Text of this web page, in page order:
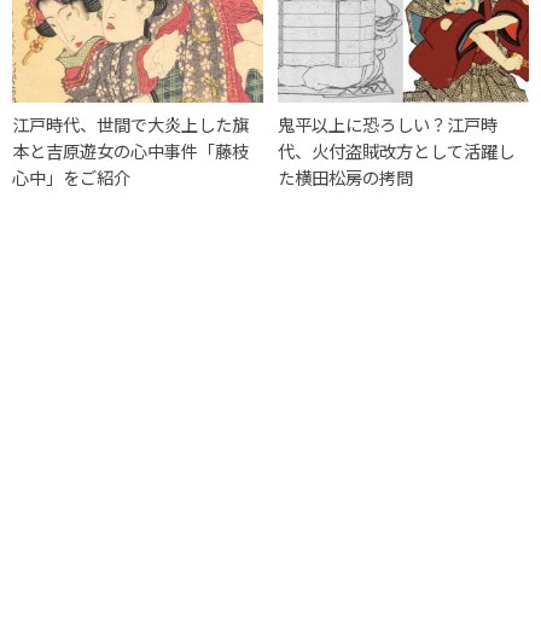
江戸時代、世間で大炎上した旗
本と吉原遊女の心中事件「藤枝
心中」をご紹介
鬼平以上に恐ろしい？江戸時
代、火付盗賊改方として活躍し
た横田松房の拷問